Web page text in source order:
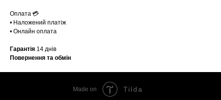
Оплата 💳
• Наложений платіж
• Онлайн оплата
Гарантія 14 днів
Повернення та обмін
Made on Tilda